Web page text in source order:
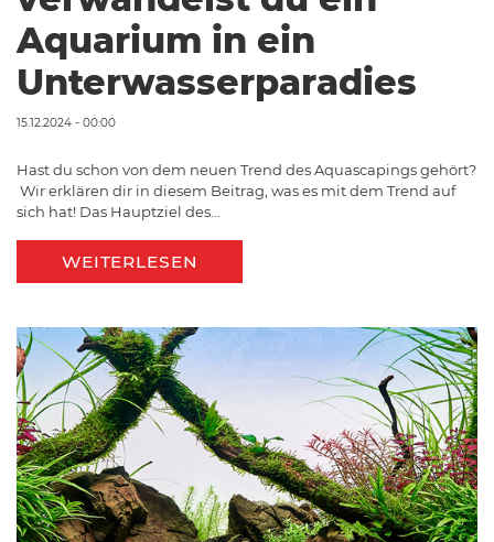
Aquarium in ein
Unterwasserparadies
15.12.2024 - 00:00
Hast du schon von dem neuen Trend des Aquascapings gehört?
Wir erklären dir in diesem Beitrag, was es mit dem Trend auf
sich hat! Das Hauptziel des…
WEITERLESEN